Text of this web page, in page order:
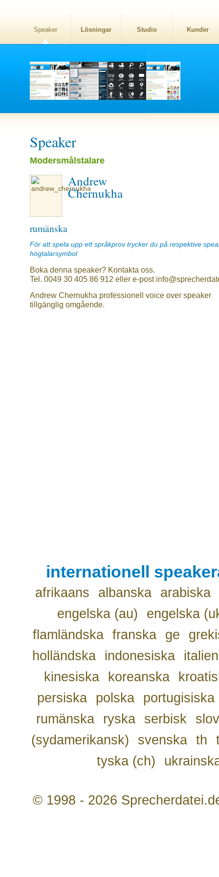
Speaker Lösningar Studio Kunder
Speaker
Modersmålstalare
Andrew
Chernukha
rumänska
För att spela upp ett språkprov trycker du på respektive
högtalarsymbol
Boka denna speaker? Kontakta oss.
Tel. 0049 30 405 86 912 eller e-post
Andrew Chernukha professionell voice over speaker
tillgänglig omgående.
internationell
afrikaans albanska
arabiska
engelska (au)
engelska
flamländska franska ge
holländska
indonesiska
kinesiska
koreanska
persiska
polska
portugisiska
rumänska
ryska serbisk
(sydamerikansk)
svenska th
tyska (ch)
© 1998 - 2026